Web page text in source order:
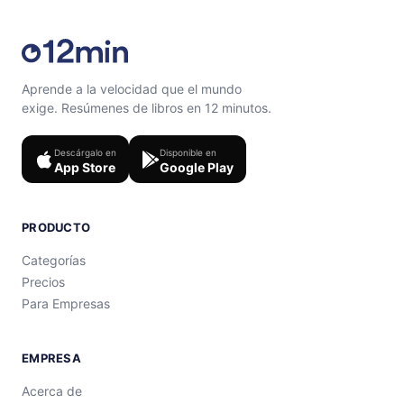
Aprende a la velocidad que el mundo
exige. Resúmenes de libros en 12 minutos.
Descárgalo en
App Store
Disponible en
Google Play
PRODUCTO
Categorías
Precios
Para Empresas
EMPRESA
Acerca de